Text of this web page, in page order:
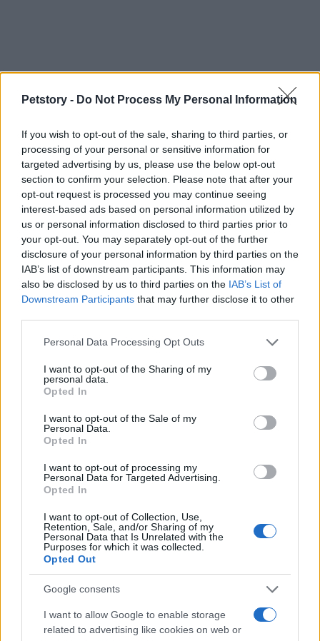
Petstory - Do Not Process My Personal Information
If you wish to opt-out of the sale, sharing to third parties, or
processing of your personal or sensitive information for
targeted advertising by us, please use the below opt-out
section to confirm your selection. Please note that after your
opt-out request is processed you may continue seeing
interest-based ads based on personal information utilized by
us or personal information disclosed to third parties prior to
your opt-out. You may separately opt-out of the further
disclosure of your personal information by third parties on the
IAB’s list of downstream participants. This information may
also be disclosed by us to third parties on the IAB’s List of
Downstream Participants that may further disclose it to other
Please note that this website/app uses one or more Google
not limited to your visit or usage behaviour. You may click to
grant or deny consent to Google and its third-party tags to
use your data for below specified purposes in below Google
consent section.
Personal Data Processing Opt Outs
I want to opt-out of the Sharing of my
personal data.
Opted In
I want to opt-out of the Sale of my
Personal Data.
Opted In
I want to opt-out of processing my
Personal Data for Targeted Advertising.
Opted In
I want to opt-out of Collection, Use,
Retention, Sale, and/or Sharing of my
Personal Data that Is Unrelated with the
Purposes for which it was collected.
Opted Out
Google consents
I want to allow Google to enable storage
related to advertising like cookies on web or
AUTOR
Martina Pellegrino
Martina Pellegrino propuso y cuidó el dossier
sobre la restauración de los Uffizi tras una
inspección en la obra, defendiendo una línea
editorial de contextualización histórica.
Redactora histórica, es conocida por un
detalle: anota cronologías en postales
antiguas de Florencia.
Sigue leyendo